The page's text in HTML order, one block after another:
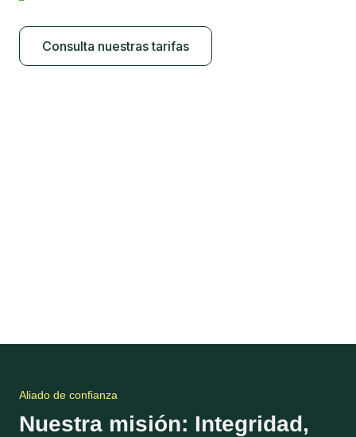
Consulta nuestras tarifas
Aliado de confianza
Nuestra misión: Integridad,